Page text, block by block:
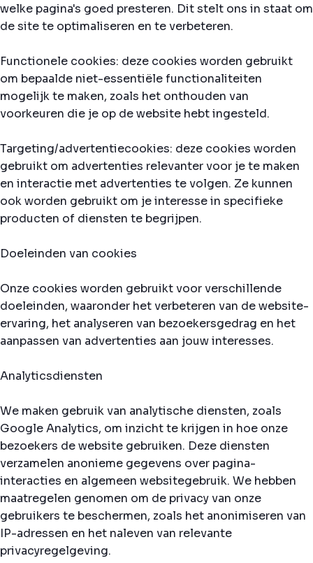
welke pagina's goed presteren. Dit stelt ons in staat om
de site te optimaliseren en te verbeteren.
Functionele cookies: deze cookies worden gebruikt
om bepaalde niet-essentiële functionaliteiten
mogelijk te maken, zoals het onthouden van
voorkeuren die je op de website hebt ingesteld.
Targeting/advertentiecookies: deze cookies worden
gebruikt om advertenties relevanter voor je te maken
en interactie met advertenties te volgen. Ze kunnen
ook worden gebruikt om je interesse in specifieke
producten of diensten te begrijpen.
Doeleinden van cookies
Onze cookies worden gebruikt voor verschillende
doeleinden, waaronder het verbeteren van de website-
ervaring, het analyseren van bezoekersgedrag en het
aanpassen van advertenties aan jouw interesses.
Analyticsdiensten
We maken gebruik van analytische diensten, zoals
Google Analytics, om inzicht te krijgen in hoe onze
bezoekers de website gebruiken. Deze diensten
verzamelen anonieme gegevens over pagina-
interacties en algemeen websitegebruik. We hebben
maatregelen genomen om de privacy van onze
gebruikers te beschermen, zoals het anonimiseren van
IP-adressen en het naleven van relevante
privacyregelgeving.